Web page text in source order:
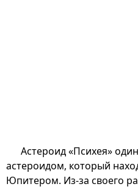
Астероид «Психея»
астероидом, который
Юпитером. Из-за своего